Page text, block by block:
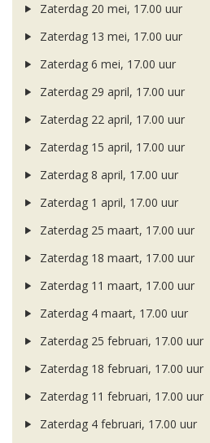
Zaterdag 20 mei, 17.00 uur
Zaterdag 13 mei, 17.00 uur
Zaterdag 6 mei, 17.00 uur
Zaterdag 29 april, 17.00 uur
Zaterdag 22 april, 17.00 uur
Zaterdag 15 april, 17.00 uur
Zaterdag 8 april, 17.00 uur
Zaterdag 1 april, 17.00 uur
Zaterdag 25 maart, 17.00 uur
Zaterdag 18 maart, 17.00 uur
Zaterdag 11 maart, 17.00 uur
Zaterdag 4 maart, 17.00 uur
Zaterdag 25 februari, 17.00 uur
Zaterdag 18 februari, 17.00 uur
Zaterdag 11 februari, 17.00 uur
Zaterdag 4 februari, 17.00 uur